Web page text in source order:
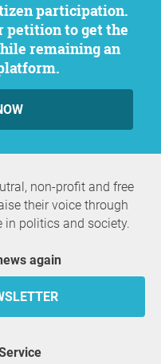
petition to get the
remaining an
non-profit and free
their voice through
in politics and society.
again
service